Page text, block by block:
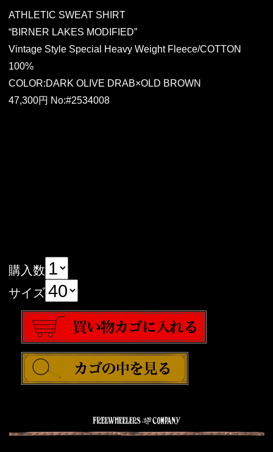
ATHLETIC SWEAT SHIRT
“BIRNER LAKES MODIFIED”
Vintage Style Special Heavy Weight Fleece/COTTON
100%
COLOR:DARK OLIVE DRAB×OLD BROWN
47,300円 No:#2534008
購入数
サイズ